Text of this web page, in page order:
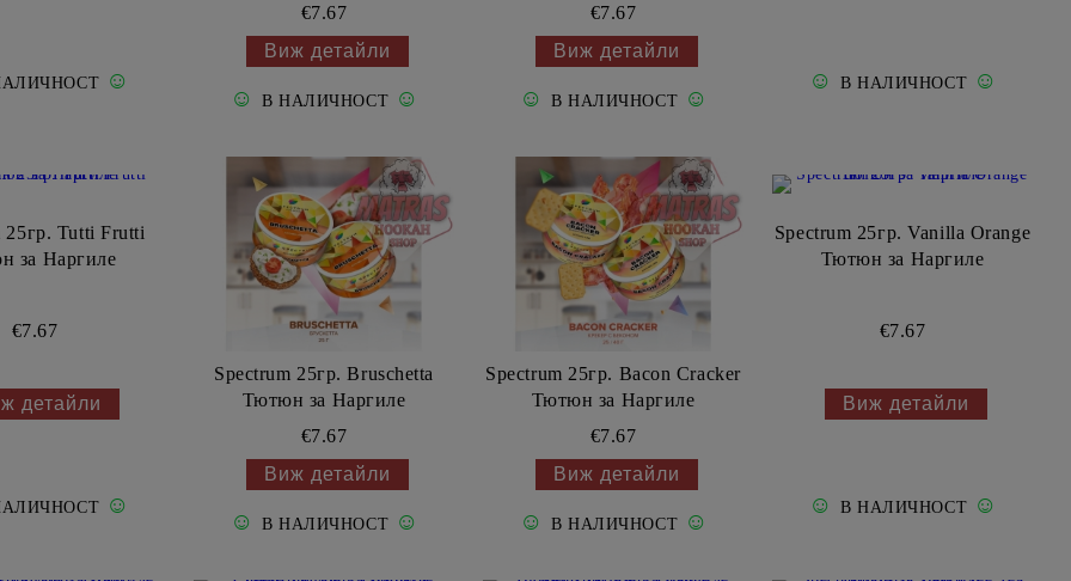
☺
€7.67
Виж детайли
☺ В НАЛИЧНОСТ ☺
€7.67
Виж детайли
☺ В НАЛИЧНОСТ ☺
☺ В НАЛИЧНОСТ ☺
25гр. Tutti Frutti
за Наргиле
€7.67
детайли
☺
Spectrum 25гр. Bruschetta
Тютюн за Наргиле
€7.67
Виж детайли
☺ В НАЛИЧНОСТ ☺
Spectrum 25гр. Bacon Cracker
Тютюн за Наргиле
€7.67
Виж детайли
☺ В НАЛИЧНОСТ ☺
Spectrum 25гр. Vanilla Orange
Тютюн за Наргиле
€7.67
Виж детайли
☺ В НАЛИЧНОСТ ☺